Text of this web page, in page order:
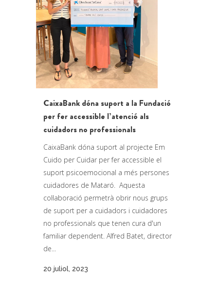
CaixaBank dóna suport a la Fundació
per fer accessible l’atenció als
cuidadors no professionals
CaixaBank dóna suport al projecte Em
Cuido per Cuidar per fer accessible el
suport psicoemocional a més persones
cuidadores de Mataró. Aquesta
col·laboració permetrà obrir nous grups
de suport per a cuidadors i cuidadores
no professionals que tenen cura d'un
familiar dependent. Alfred Batet, director
de...
20 juliol, 2023